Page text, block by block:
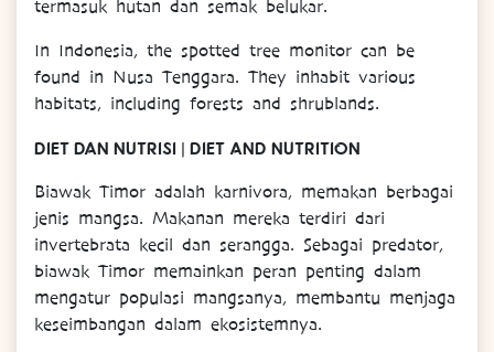
termasuk hutan dan semak belukar.
In Indonesia, the spotted tree monitor can be
found in Nusa Tenggara. They inhabit various
habitats, including forests and shrublands.
DIET DAN NUTRISI | DIET AND NUTRITION
Biawak Timor adalah karnivora, memakan berbagai
jenis mangsa. Makanan mereka terdiri dari
invertebrata kecil dan serangga. Sebagai predator,
biawak Timor memainkan peran penting dalam
mengatur populasi mangsanya, membantu menjaga
keseimbangan dalam ekosistemnya.